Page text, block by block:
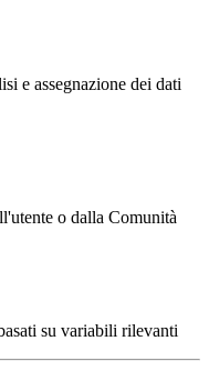
e assegnazione dei dati
o dalla Comunità
su variabili rilevanti